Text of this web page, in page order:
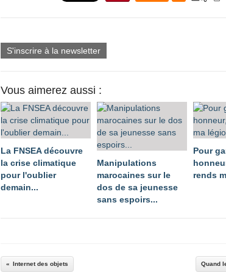
S'inscrire à la newsletter
Vous aimerez aussi :
La FNSEA découvre
la crise climatique
pour l'oublier
demain...
Manipulations
marocaines sur le
dos de sa jeunesse
sans espoirs...
Pour
rends
Internet des objets Quand